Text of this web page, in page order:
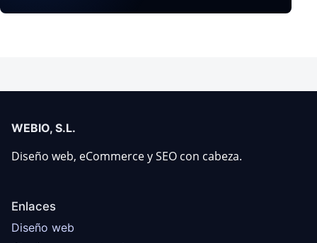
WEBIO, S.L.
Diseño web, eCommerce y SEO con cabeza.
Enlaces
Diseño web